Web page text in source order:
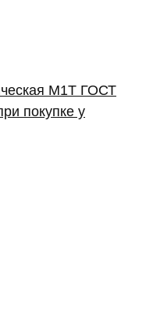
М1Т ГОСТ
покупке у